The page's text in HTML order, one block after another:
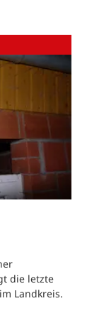
die letzte
Landkreis.